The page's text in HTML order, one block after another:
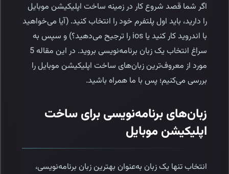
اگر شما قصد شروع کار در زمینه ساخت اپلیکیشن موبایل
را دارید، باید اول پلتفرم خود را انتخاب کنید. (آیا می‌خواهید
با اندروید کار کنید یا ‌ios را ترجیح می‌دهید؟) و سپس به
سراغ انتخاب یک زبان برنامه‌نویسی بروید. در این مقاله 5
مورد از معروف‌ترین زبان‌های ساخت اپلیکیشن موبایل را
بررسی می‌کنیم؛ پس با ما همراه باشید.
زبان‌های برنامه‌نویسی برای ساخت
اپلیکیشن موبایل
انتخاب تنها یک زبان به‌عنوان بهترین زبان برنامه‌نویسی،